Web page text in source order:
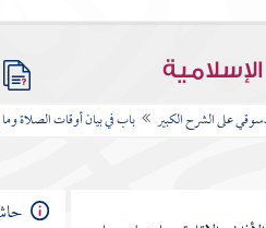
على الشرح الكبير باب في بيان أوقات الصلاةالصلاة وما يتعلق بذلك